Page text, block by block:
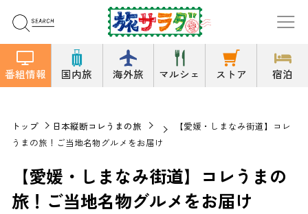
番組情報 国内旅 海外旅 マルシェ ストア 宿泊
トップ 日本縦断コレうまの旅
【愛媛・しまなみ街道】コレ
うまの旅！ご当地名物グルメをお届け
【愛媛・しまなみ街道】コレうまの
旅！ご当地名物グルメをお届け